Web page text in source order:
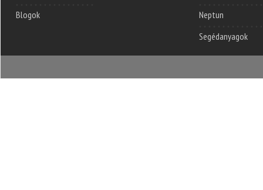
Blogok
Neptun
Segédanyagok